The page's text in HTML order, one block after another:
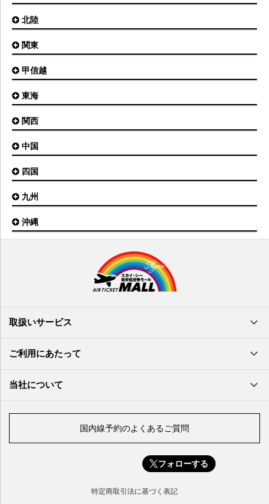
旭川空港
オホーツク紋別空港
釧路空港
稚内空港
とかち帯広空港
根室中標津空港
奥尻空港
利尻空港
仙台空港
青森空港
三沢空港
福島空港
大館能代空港
庄内空港
山形空港
北陸
小松空港
能登空港
関東
東京(羽田)空港
茨城空港
八丈島空港
甲信越
新潟空港
東海
名古屋(中部)空港
静岡空港
関西
大阪(伊丹)空港
神戸空港
南紀白浜空港
但馬空港
中国
広島空港
山口宇部空港
出雲空港
米子空港
四国
松山空港
徳島空港
九州
福岡空港
鹿児島空港
北九州空港
奄美大島空港
徳之島空港
喜界島空港
沖縄
南大東空港
多良間空港
取扱いサービス
ご利用にあたって
当社について
国内線予約のよくあるご質問
フォローする
特定商取引法に基づく表記